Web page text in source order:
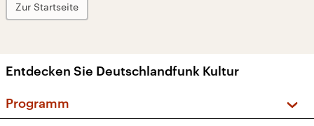
Zur Startseite
Entdecken Sie Deutschlandfunk Kultur
Programm